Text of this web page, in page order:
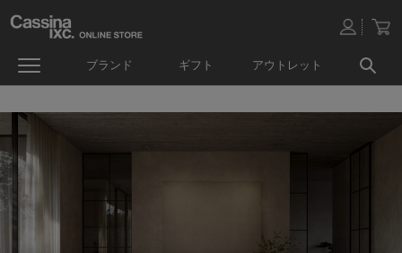
ブランド ギフト アウトレット